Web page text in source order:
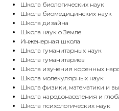
Школа биологических наук
Школа биомедицинских наук
Школа дизайна
Школа наук о Земле
Инженерная школа
Школа гуманитарных наук
Школа гуманитариев
Школа изучения коренных
Школа молекулярных наук
Школа физики, математики и
Школа народонаселения и
Школа психологических наук